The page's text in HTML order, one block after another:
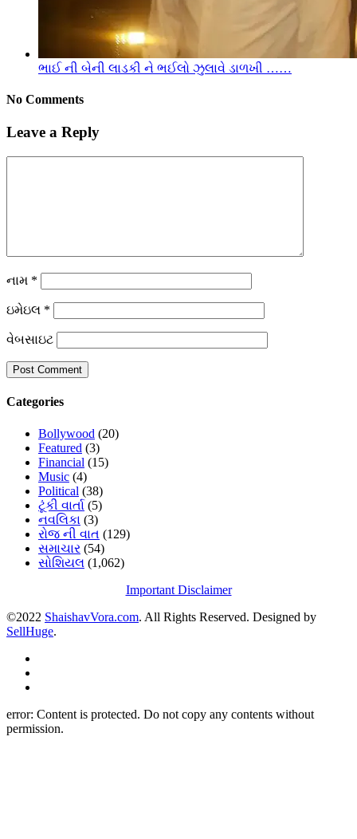
ભાઈ ની બેની લાડકી ને ભઈલો ઝુલાવે ડાળખી ……
No Comments
Leave a Reply
નામ *
ઇમેઇલ *
વેબસાઇટ
Categories
Bollywood (20)
Featured (3)
Financial (15)
Music (4)
Political (38)
ટૂંકી વાર્તા (5)
નવલિકા (3)
રોજ ની વાત (129)
સમાચાર (54)
સોશિયલ (1,062)
Important Disclaimer
©2022 ShaishavVora.com. All Rights Reserved. Designed by
SellHuge.
error: Content is protected. Do not copy any contents without
permission.